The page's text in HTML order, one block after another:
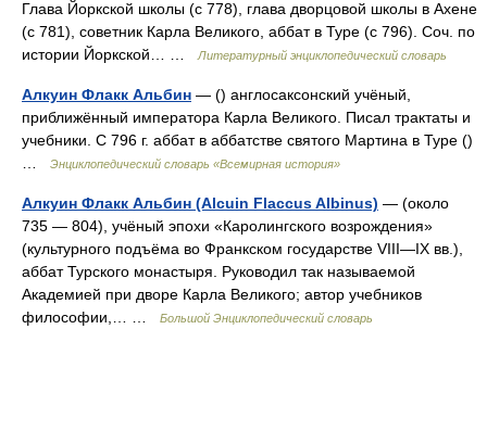
Глава Йоркской школы (с 778), глава дворцовой школы в Ахене
(с 781), советник Карла Великого, аббат в Туре (с 796). Соч. по
истории Йоркской… …
Литературный энциклопедический словарь
Алкуин Флакк Альбин — () англосаксонский учёный,
приближённый императора Карла Великого. Писал трактаты и
учебники. С 796 г. аббат в аббатстве святого Мартина в Туре ()
Энциклопедический словарь «Всемирная история»
Алкуин Флакк Альбин (Alcuin Flaccus Albinus) — (около
735 — 804), учёный эпохи «Каролингского возрождения»
(культурного подъёма во Франкском государстве VIII—IX вв.),
аббат Турского монастыря. Руководил так называемой
Академией при дворе Карла Великого; автор учебников
философии,… …
Большой Энциклопедический словарь